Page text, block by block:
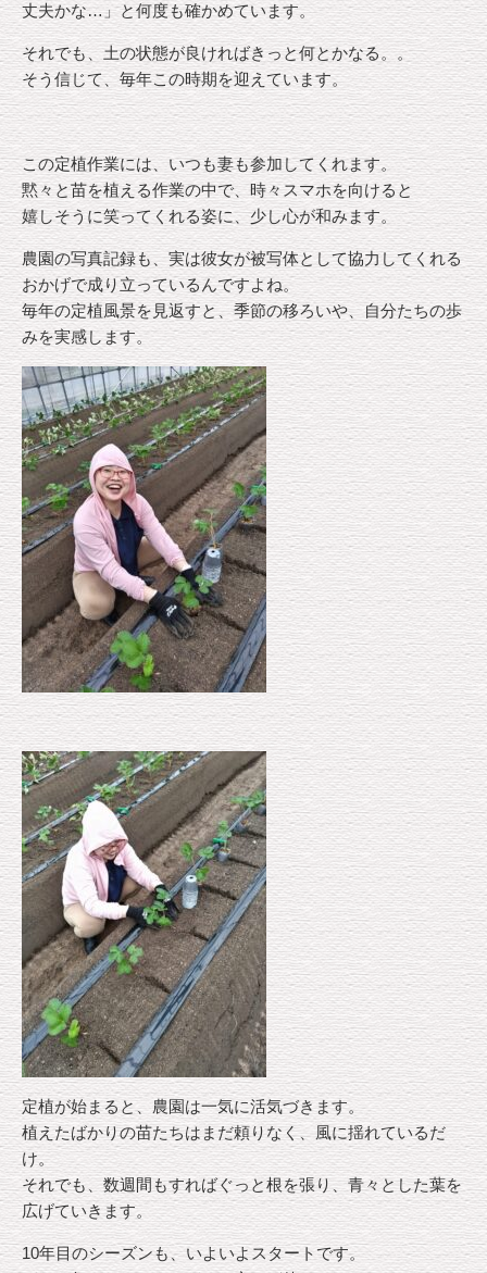
丈夫かな…」と何度も確かめています。
それでも、土の状態が良ければきっと何とかなる。。
そう信じて、毎年この時期を迎えています。
この定植作業には、いつも妻も参加してくれます。
黙々と苗を植える作業の中で、時々スマホを向けると
嬉しそうに笑ってくれる姿に、少し心が和みます。
農園の写真記録も、実は彼女が被写体として協力してくれる
おかげで成り立っているんですよね。
毎年の定植風景を見返すと、季節の移ろいや、自分たちの歩
みを実感します。
定植が始まると、農園は一気に活気づきます。
植えたばかりの苗たちはまだ頼りなく、風に揺れているだ
け。
それでも、数週間もすればぐっと根を張り、青々とした葉を
広げていきます。
10年目のシーズンも、いよいよスタートです。